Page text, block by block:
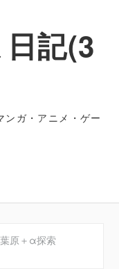
記(3
ガ・アニメ・ゲー
原＋α探索